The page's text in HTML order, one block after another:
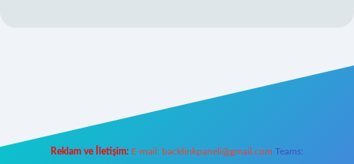
Reklam ve İletişim: E-mail: backlinkpaneli@gmail.com Teams: